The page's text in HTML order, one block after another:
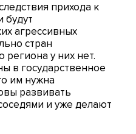
прихода к
будут
агрессивных
стран
региона у них нет.
в государственное
им нужна
развивать
и уже делают